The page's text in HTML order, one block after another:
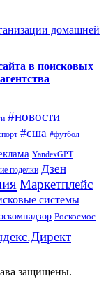
домашней
в поисковых
#новости
#сша #футбол
YandexGPT
поделки Дзен
Маркетплейс
системы
Роскосмос
защищены.